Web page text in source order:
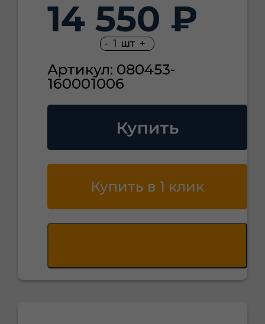
14 550 ₽
- 1 шт +
Артикул: 080453-
160001006
Купить
Купить в 1 клик